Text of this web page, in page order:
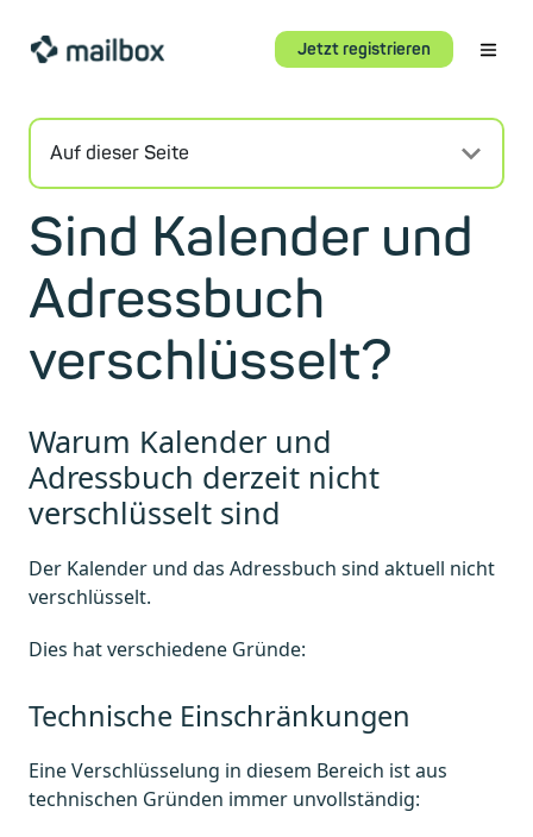
Jetzt registrieren
Auf dieser Seite
Sind Kalender und
Adressbuch
verschlüsselt?
Warum Kalender und
Adressbuch derzeit nicht
verschlüsselt sind
Der Kalender und das Adressbuch sind aktuell nicht
verschlüsselt.
Dies hat verschiedene Gründe:
Technische Einschränkungen
Eine Verschlüsselung in diesem Bereich ist aus
technischen Gründen immer unvollständig: